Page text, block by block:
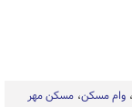
وام مسکن مسکن مهر